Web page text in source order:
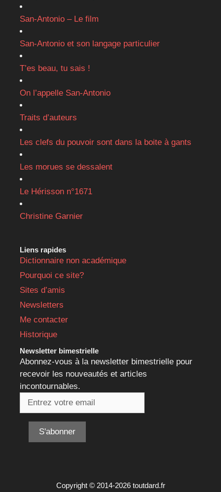
San-Antonio – Le film
San-Antonio et son langage particulier
T’es beau, tu sais !
On l’appelle San-Antonio
Traits d’auteurs
Les clefs du pouvoir sont dans la boite à gants
Les morues se dessalent
Le Hérisson n°1671
Christine Garnier
Liens rapides
Dictionnaire non académique
Pourquoi ce site?
Sites d’amis
Newsletters
Me contacter
Historique
Newsletter bimestrielle
Abonnez-vous à la newsletter bimestrielle pour
recevoir les nouveautés et articles
incontournables.
Copyright © 2014-2026 toutdard.fr